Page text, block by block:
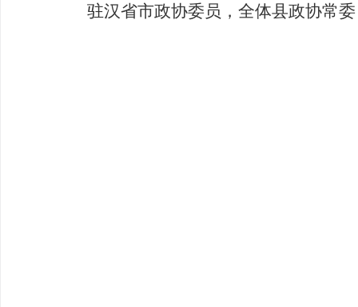
驻汉省市政协委员，全体县政协常